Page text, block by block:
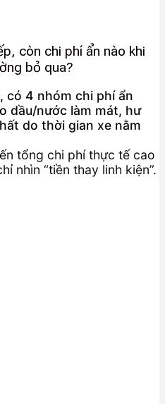
còn chi phí ẩn nào khi
bỏ qua?
có 4 nhóm chi phí ẩn
dầu/nước làm mát, hư
do thời gian xe nằm
tổng chi phí thực tế cao
nhìn “tiền thay linh kiện”.